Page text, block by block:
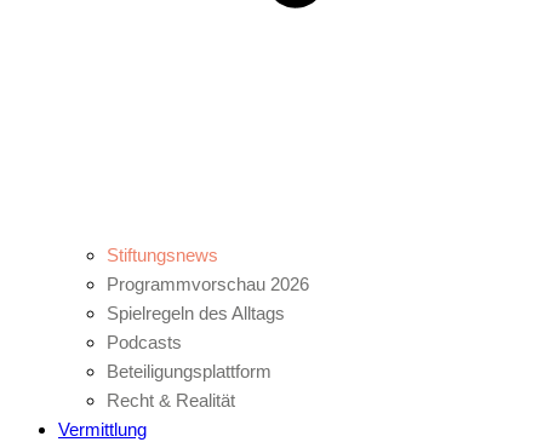
Stiftungsnews
Programmvorschau 2026
Spielregeln des Alltags
Podcasts
Beteiligungsplattform
Recht & Realität
Vermittlung